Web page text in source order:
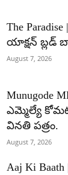
The
యాక్షన్ బ్లడ్
August 7, 2026
Munugode
ఎమ్మెల్యే
వినతి పత్రం.
August 7, 2026
Aaj Ki